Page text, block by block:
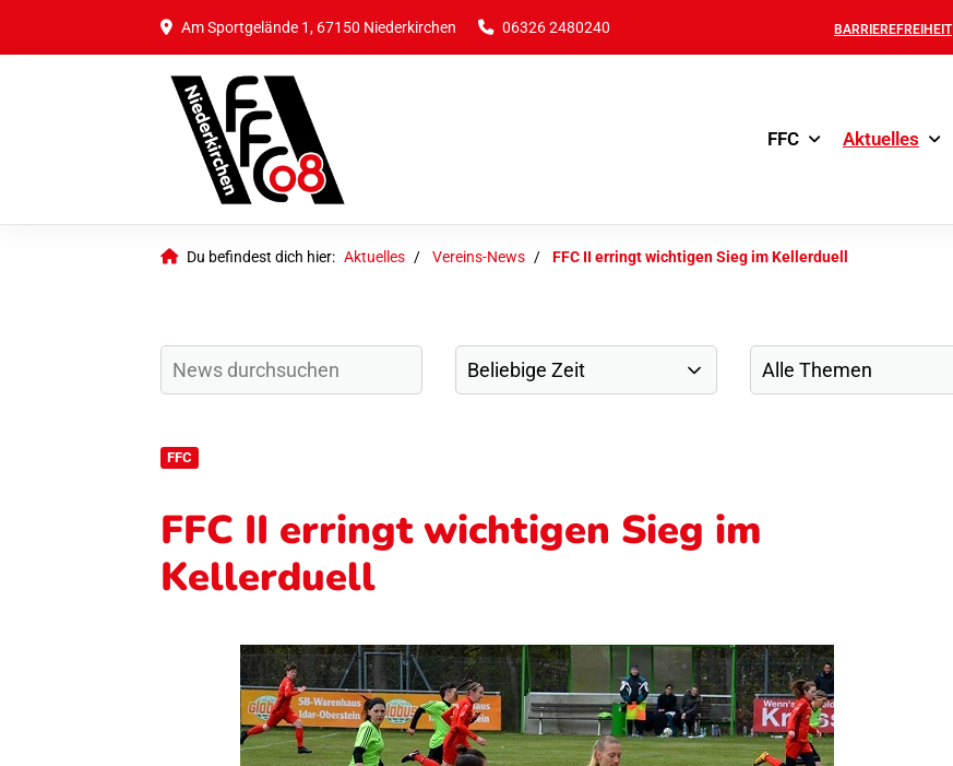
Am Sportgelände 1, 67150 Niederkirchen 06326 2480240 BARRIEREFREIHEIT
FFC Aktuelles
Du befindest dich hier: Aktuelles Vereins-News FFC II erringt wichtigen Sieg im Kellerduell
FFC
FFC II erringt wichtigen Sieg im
Kellerduell